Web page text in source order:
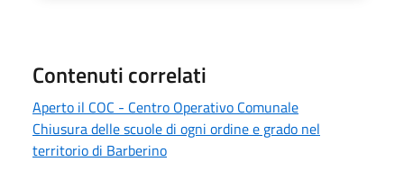
Contenuti correlati
Aperto il COC - Centro Operativo Comunale
Chiusura delle scuole di ogni ordine e grado nel
territorio di Barberino